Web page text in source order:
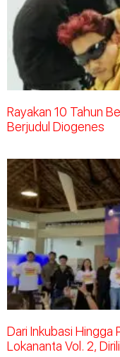
Rayakan 10 Tahun
Berjudul Diogenes
Dari Inkubasi Hingga
Lokananta Vol. 2,